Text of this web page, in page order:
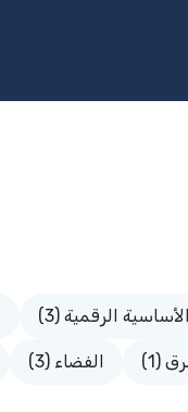
الرقمية (3)
(1) الفضاء (3)